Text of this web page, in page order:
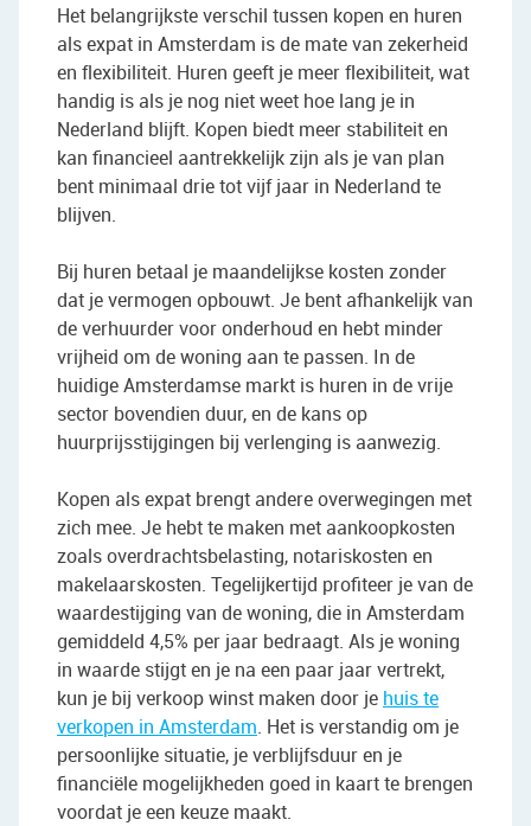
Het belangrijkste verschil tussen kopen en huren
als expat in Amsterdam is de mate van zekerheid
en flexibiliteit. Huren geeft je meer flexibiliteit, wat
handig is als je nog niet weet hoe lang je in
Nederland blijft. Kopen biedt meer stabiliteit en
kan financieel aantrekkelijk zijn als je van plan
bent minimaal drie tot vijf jaar in Nederland te
blijven.
Bij huren betaal je maandelijkse kosten zonder
dat je vermogen opbouwt. Je bent afhankelijk van
de verhuurder voor onderhoud en hebt minder
vrijheid om de woning aan te passen. In de
huidige Amsterdamse markt is huren in de vrije
sector bovendien duur, en de kans op
huurprijsstijgingen bij verlenging is aanwezig.
Kopen als expat brengt andere overwegingen met
zich mee. Je hebt te maken met aankoopkosten
zoals overdrachtsbelasting, notariskosten en
makelaarskosten. Tegelijkertijd profiteer je van de
waardestijging van de woning, die in Amsterdam
gemiddeld 4,5% per jaar bedraagt. Als je woning
in waarde stijgt en je na een paar jaar vertrekt,
kun je bij verkoop winst maken door je huis te
verkopen in Amsterdam. Het is verstandig om je
persoonlijke situatie, je verblijfsduur en je
financiële mogelijkheden goed in kaart te brengen
voordat je een keuze maakt.